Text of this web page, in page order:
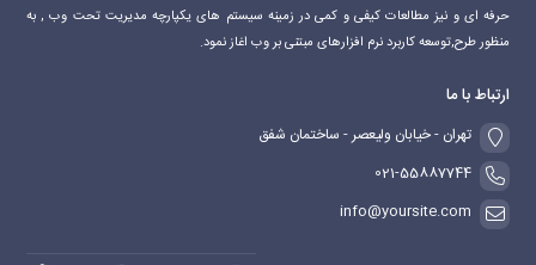
حرفه ای و نیز مطالعات کیفی و کمی در زمینه سیستم های یکپارچه مدیریت تحت وب , به
منظور طرح,توسعه کاربرد نرم افزارهای مبتنی بر وب اغاز نمود.
ارتباط با ما
تهران - خیابان ولیعصر - ساختمان شفق
021-55887744
info@yoursite.com